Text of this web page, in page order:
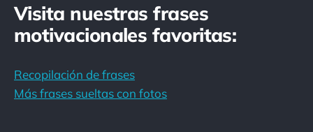
Visita nuestras frases
motivacionales favoritas:
Recopilación de frases
Más frases sueltas con fotos